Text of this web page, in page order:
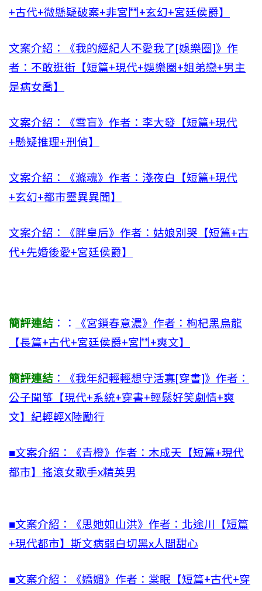
+古代+微懸疑破案+非宮鬥+玄幻+宮廷侯爵】
文案介紹：《我的經紀人不愛我了[娛樂圈]》作
者：不敢逛街【短篇+現代+娛樂圈+姐弟戀+男主
是病女喬】
文案介紹：《雪盲》作者：李大發【短篇+現代
+懸疑推理+刑偵】
文案介紹：《滌魂》作者：淺夜白【短篇+現代
+玄幻+都市靈異異聞】
文案介紹：《胖皇后》作者：姑娘別哭【短篇+古
代+先婚後愛+宮廷侯爵】
簡評連結 ：：
《宮鎖春意濃》作者：枸杞黑烏龍
【長篇+古代+宮廷侯爵+宮鬥+爽文】
簡評連結 ：《我年紀輕輕想守活寡[穿書]》作者：
公子聞箏【現代+系統+穿書+輕鬆好笑劇情+爽
文】紀輕輕X陸勵行
■文案介紹：《青橙》作者：木成天【短篇+現代
都市】搖滾女歌手x精英男
■文案介紹：《思她如山洪》​​​​作者：北途川【短篇
+現代都市】斯文病弱白切黑x人間甜心
■文案介紹：《嬌媚》作者：棠眠【短篇+古代+穿